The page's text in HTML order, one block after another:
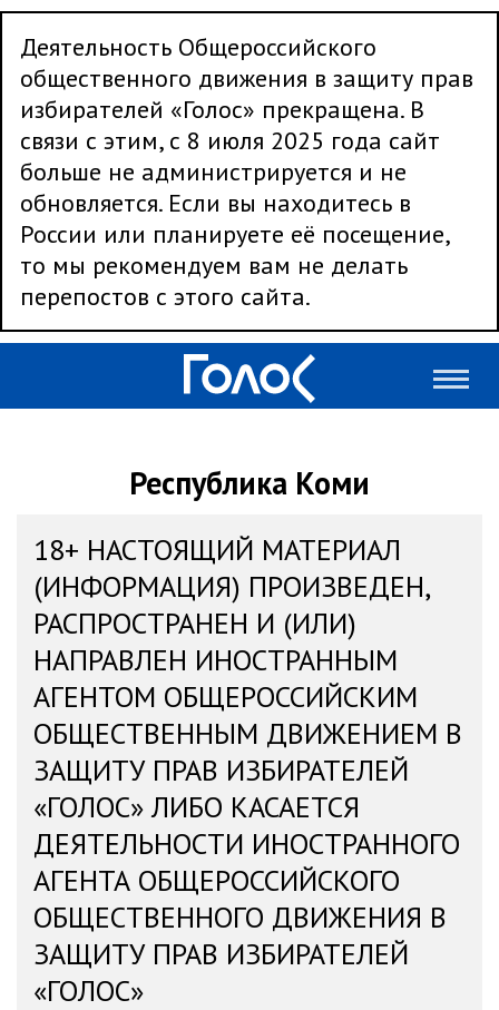
Деятельность Общероссийского
общественного движения в защиту прав
избирателей «Голос» прекращена. В
связи с этим, с 8 июля 2025 года сайт
больше не администрируется и не
обновляется. Если вы находитесь в
России или планируете её посещение,
то мы рекомендуем вам не делать
перепостов с этого сайта.
Республика Коми
18+ НАСТОЯЩИЙ МАТЕРИАЛ
(ИНФОРМАЦИЯ) ПРОИЗВЕДЕН,
РАСПРОСТРАНЕН И (ИЛИ)
НАПРАВЛЕН ИНОСТРАННЫМ
АГЕНТОМ ОБЩЕРОССИЙСКИМ
ОБЩЕСТВЕННЫМ ДВИЖЕНИЕМ В
ЗАЩИТУ ПРАВ ИЗБИРАТЕЛЕЙ
«ГОЛОС» ЛИБО КАСАЕТСЯ
ДЕЯТЕЛЬНОСТИ ИНОСТРАННОГО
АГЕНТА ОБЩЕРОССИЙСКОГО
ОБЩЕСТВЕННОГО ДВИЖЕНИЯ В
ЗАЩИТУ ПРАВ ИЗБИРАТЕЛЕЙ
«ГОЛОС»